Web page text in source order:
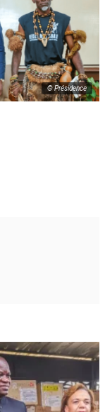
© Présidence